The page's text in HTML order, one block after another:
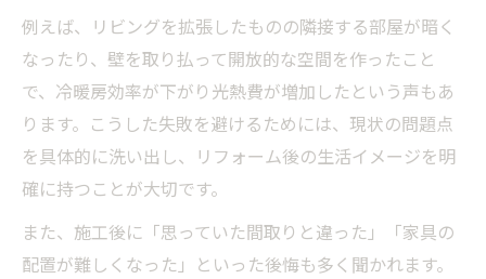
戸建てやマンションで活かす間取り変更の
コツ
部屋を増やす際のリフォーム実例と成功要
因
失敗しないリフォーム計画の極意を徹底解説
リフォーム計画で押さえるべき間取り変更
の流れ
費用比較で失敗しないリフォームの進め方
例えば、リビングを拡張したものの隣接する部屋が暗く
なったり、壁を取り払って開放的な空間を作ったこと
で、冷暖房効率が下がり光熱費が増加したという声もあ
ります。こうした失敗を避けるためには、現状の問題点
を具体的に洗い出し、リフォーム後の生活イメージを明
確に持つことが大切です。
また、施工後に「思っていた間取りと違った」「家具の
配置が難しくなった」といった後悔も多く聞かれます。